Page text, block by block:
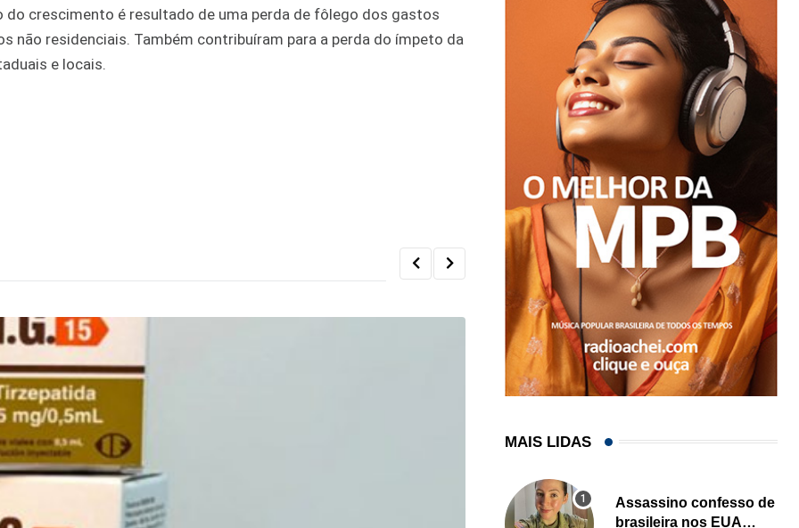
do crescimento é resultado de uma perda de fôlego dos gastos
não residenciais. Também contribuíram para a perda do ímpeto da
e locais.
MAIS LIDAS
Assassino confesso de
brasileira nos EUA